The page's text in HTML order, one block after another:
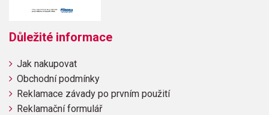
Důležité informace
Jak nakupovat
Obchodní podmínky
Reklamace závady po prvním použití
Reklamační formulář